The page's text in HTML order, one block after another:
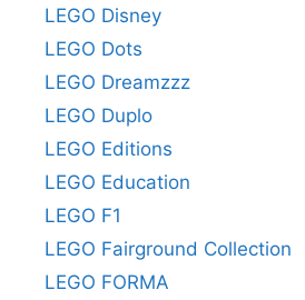
LEGO Disney
LEGO Dots
LEGO Dreamzzz
LEGO Duplo
LEGO Editions
LEGO Education
LEGO F1
LEGO Fairground Collection
LEGO FORMA